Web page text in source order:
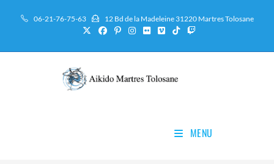
06-21-76-75-63 12 Bd de la Madeleine 31220 Martres Tolosane
MENU